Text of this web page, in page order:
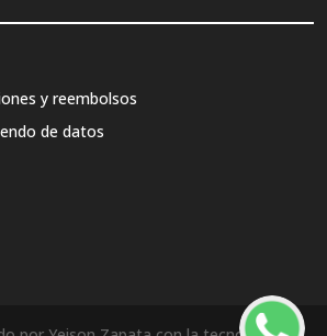
y reembolsos
de datos